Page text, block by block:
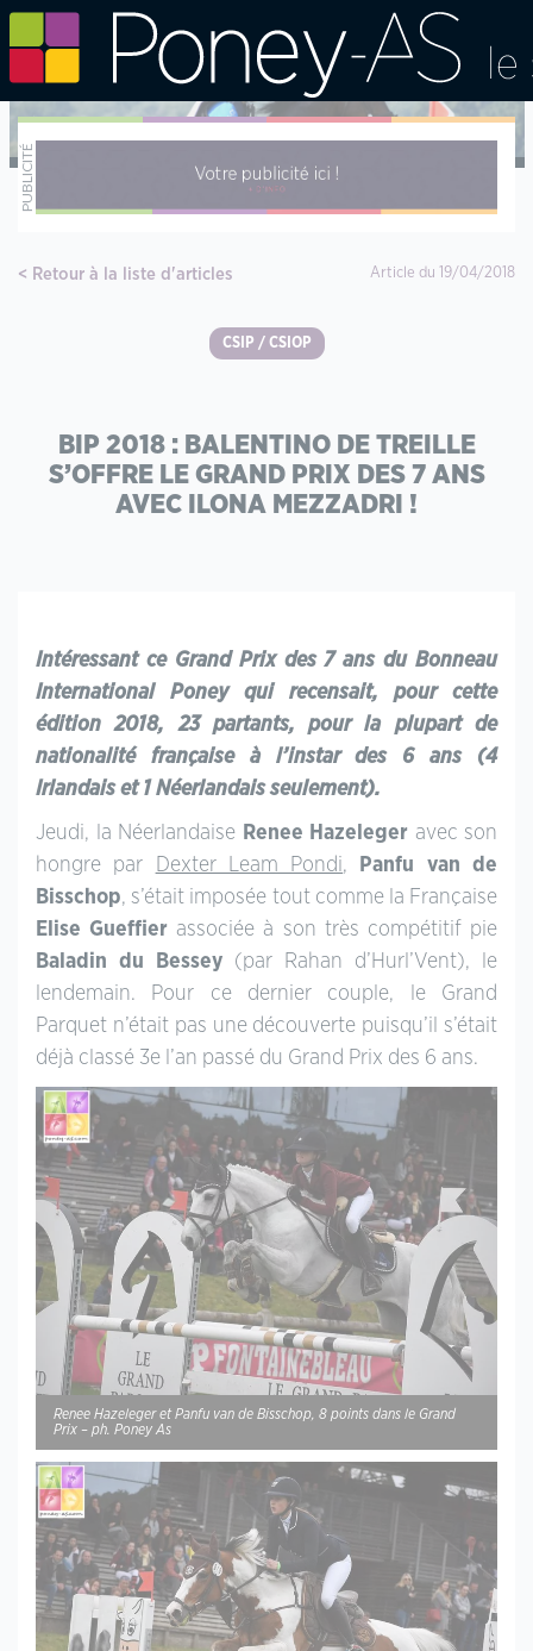
Retour à la liste d'articles Article du 19/04/2018
CSIP / CSIOP
BIP 2018 : BALENTINO DE TREILLE
S’OFFRE LE GRAND PRIX DES 7 ANS
AVEC ILONA MEZZADRI !
Intéressant ce Grand Prix des 7 ans du Bonneau
International Poney qui recensait, pour cette
édition 2018, 23 partants, pour la plupart de
nationalité française à l’instar des 6 ans (4
Irlandais et 1 Néerlandais seulement).
Jeudi, la Néerlandaise Renee Hazeleger avec son
hongre par
Dexter Leam Pondi,
Panfu van de
Bisschop, s’était imposée tout comme la Française
Elise Gueffier associée à son très compétitif pie
Baladin du Bessey (par Rahan d’Hurl’Vent), le
lendemain. Pour ce dernier couple, le Grand
Parquet n’était pas une découverte puisqu’il s’était
déjà classé 3e l’an passé du Grand Prix des 6 ans.
Renee Hazeleger et Panfu van de Bisschop, 8 points dans le Grand
Prix – ph. Poney As